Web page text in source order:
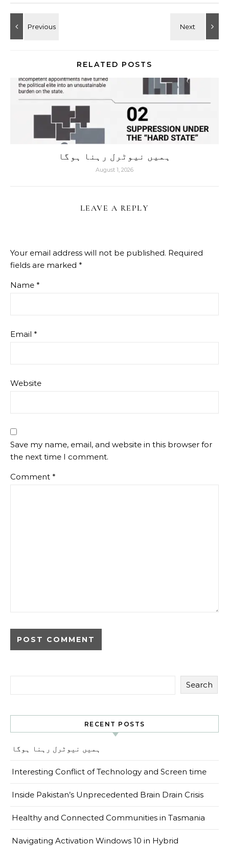
RELATED POSTS
ہمیں نیوٹرل رہنا ہوگا
August 1, 2026
LEAVE A REPLY
Your email address will not be published. Required
fields are marked *
Name *
Email *
Website
Save my name, email, and website in this browser for
the next time I comment.
Comment *
Search
RECENT POSTS
ہمیں نیوٹرل رہنا ہوگا
Interesting Conflict of Technology and Screen time
Inside Pakistan’s Unprecedented Brain Drain Crisis
Healthy and Connected Communities in Tasmania
Navigating Activation Windows 10 in Hybrid